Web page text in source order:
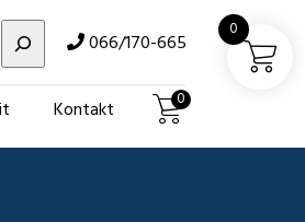
066/170-665
Kontakt 0
0